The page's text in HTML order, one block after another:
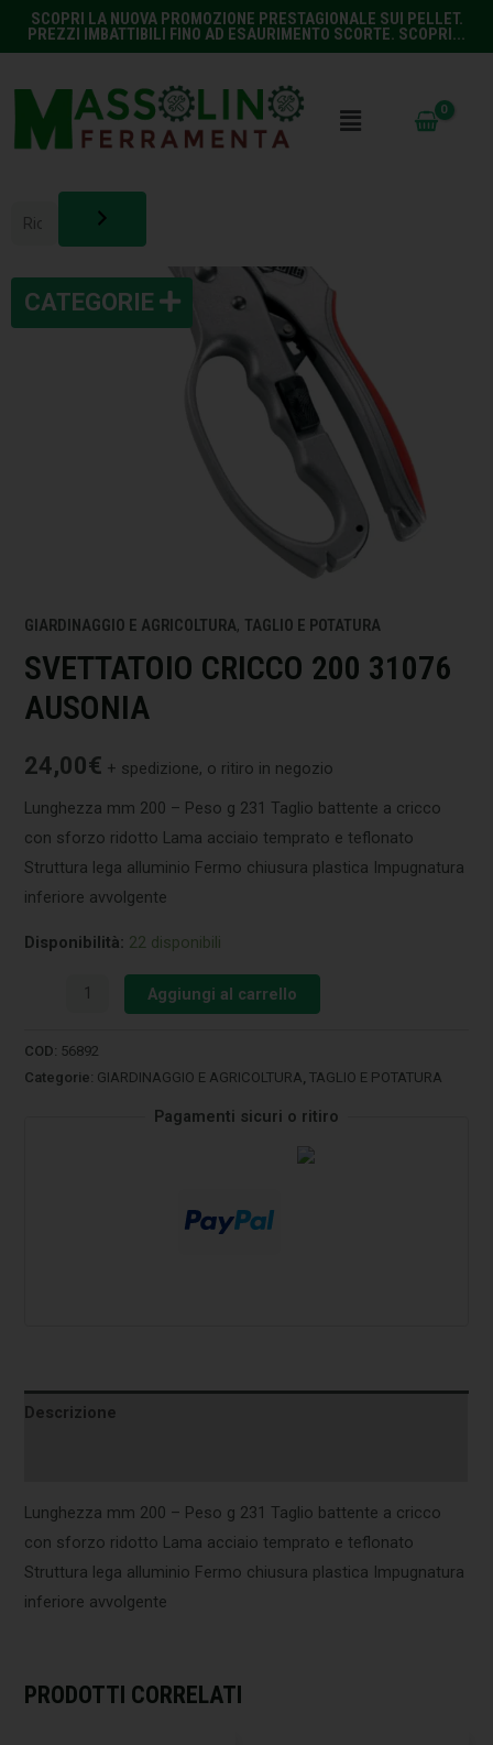
SCOPRI LA NUOVA PROMOZIONE PRESTAGIONALE SUI PELLET.
PREZZI IMBATTIBILI FINO AD ESAURIMENTO SCORTE. SCOPRI...
GIARDINAGGIO E AGRICOLTURA, TAGLIO E POTATURA
SVETTATOIO CRICCO 200 31076
AUSONIA
24,00€ + spedizione, o ritiro in negozio
Lunghezza mm 200 – Peso g 231 Taglio battente a cricco
con sforzo ridotto Lama acciaio temprato e teflonato
Struttura lega alluminio Fermo chiusura plastica Impugnatura
inferiore avvolgente
Disponibilità: 22 disponibili
Aggiungi al carrello
COD: 56892
Categorie: GIARDINAGGIO E AGRICOLTURA ,TAGLIO E POTATURA
Pagamenti sicuri o ritiro
Descrizione
Lunghezza mm 200 – Peso g 231 Taglio battente a cricco
con sforzo ridotto Lama acciaio temprato e teflonato
Struttura lega alluminio Fermo chiusura plastica Impugnatura
inferiore avvolgente
PRODOTTI CORRELATI